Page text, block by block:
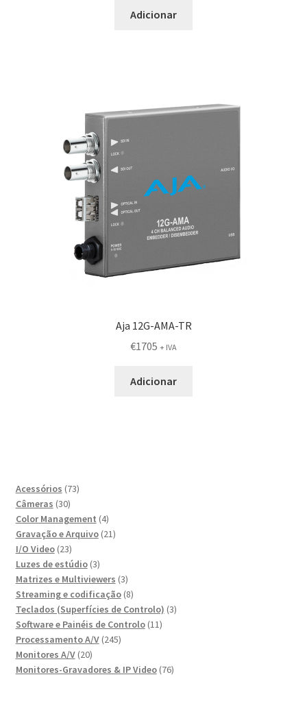
Adicionar
Aja 12G-AMA-TR
€1705 + IVA
Adicionar
Acessórios 7373
Câmeras 3030
produtos
Color Management 44
produtos
Gravação e Arquivo 2121
I/O Video 2323
produtos
Luzes de estúdio 33
produtos
Matrizes e Multiviewers 33
produtos
Streaming e codificação 88
produtos
Teclados (Superfícies de Controlo) 33
Software e Painéis de Controlo 1111
Processamento A/V 245245
Monitores A/V 2020
produtos
Monitores-Gravadores & IP Video 7676